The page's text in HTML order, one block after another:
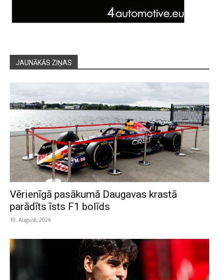
JAUNĀKĀS ZIŅAS
Vērienīgā pasākumā Daugavas krastā
parādīts īsts F1 bolīds
10. August, 2026